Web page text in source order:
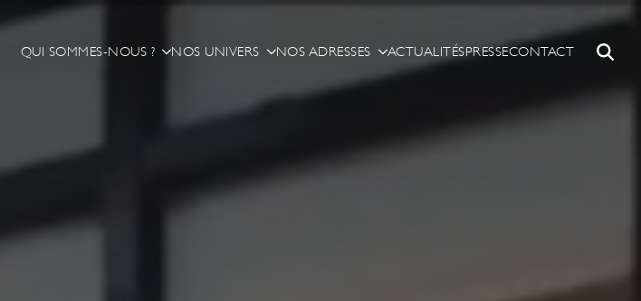
QUI SOMMES-NOUS ? NOS UNIVERS NOS ADRESSES ACTUALITÉSPRESSECONTACT